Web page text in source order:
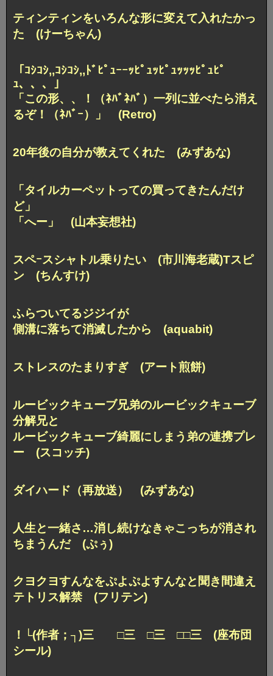
ティンティンをいろんな形に変えて入れたかっ
た (けーちゃん)
「ｺｼｺｼ,,ｺｼｺｼ,,ﾄﾞﾋﾟｭｰｰｯﾋﾟｭｯﾋﾟｭｯｯｯﾋﾟｭﾋﾟ
ｭ、、、」
「この形、、！（ﾈﾊﾞﾈﾊﾞ）一列に並べたら消え
るぞ！（ﾈﾊﾞｰ）」 (Retro)
20年後の自分が教えてくれた (みずあな)
「タイルカーペットっての買ってきたんだけ
ど」
「へー」 (山本妄想社)
スペｰスシャトル乗りたい (市川海老蔵)Tスピ
ン (ちんすけ)
ふらついてるジジイが
側溝に落ちて消滅したから (aquabit)
ストレスのたまりすぎ (アート煎餅)
ルービックキューブ兄弟のルービックキューブ
分解兄と
ルービックキューブ綺麗にしまう弟の連携プレ
ー (スコッチ)
ダイハード（再放送） (みずあな)
人生と一緒さ…消し続けなきゃこっちが消され
ちまうんだ (ぷぅ)
クヨクヨすんなをぷよぷよすんなと聞き間違え
テトリス解禁 (フリテン)
！└(作者；┐)三 □三 □三 □□三 (座布団
シール)